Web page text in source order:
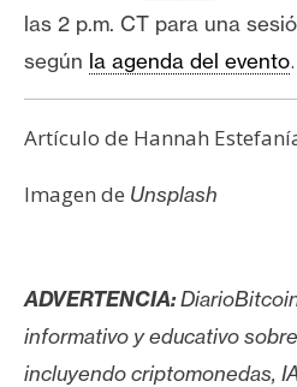
las 2 p.m. CT para una
según la agenda del evento.
Artículo de Hannah
Imagen de Unsplash
ADVERTENCIA:
informativo y educativo
incluyendo criptomonedas,